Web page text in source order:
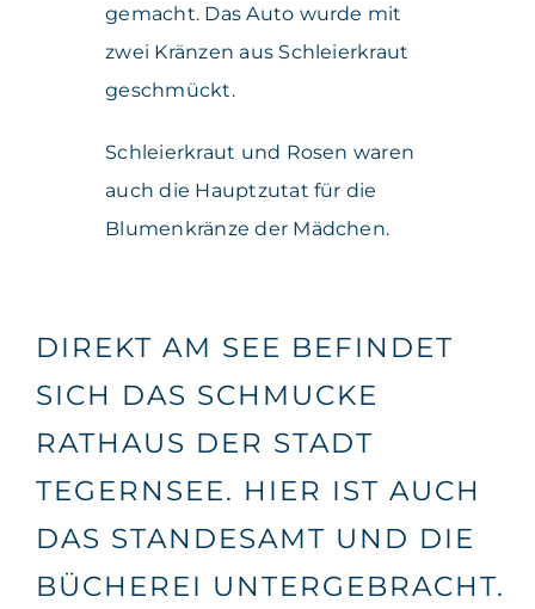
gemacht. Das Auto wurde mit
zwei Kränzen aus Schleierkraut
geschmückt.
Schleierkraut und Rosen waren
auch die Hauptzutat für die
Blumenkränze der Mädchen.
DIREKT AM SEE BEFINDET
SICH DAS SCHMUCKE
RATHAUS DER STADT
TEGERNSEE. HIER IST AUCH
DAS STANDESAMT UND DIE
BÜCHEREI UNTERGEBRACHT.